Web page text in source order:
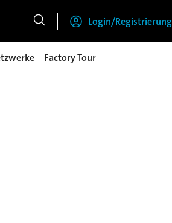
Login/Registrierung
Factory Tour